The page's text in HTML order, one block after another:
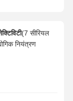
(7 सीरियल
नियंत्रण